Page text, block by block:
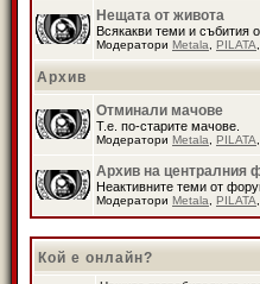
Нещата от живота
Всякакви теми и събития
Модератори Metala PILATA
Архив
Отминали мачове
Т.е. по-старите мачове.
Модератори Metala PILATA
Архив на централния
Неактивните теми от
Модератори Metala PILATA
Кой е онлайн?